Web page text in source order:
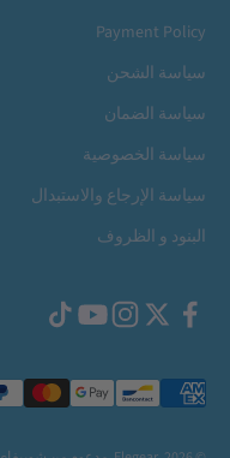
Payment Policy
سياسة الشحن
سياسة الضمان
سياسة الخصوصية
سياسة الإرجاع والاستبدال
البنود و الظروف